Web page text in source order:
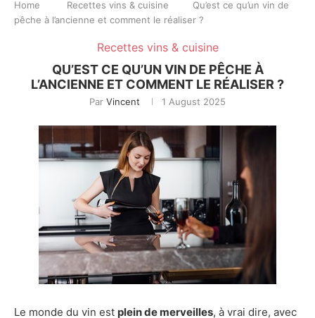
Home Recettes vins & cuisine
Qu’est ce qu’un vin de
pêche à l’ancienne et comment le réaliser ?
Recettes vins & cuisine
QU’EST CE QU’UN VIN DE PÊCHE À
L’ANCIENNE ET COMMENT LE RÉALISER ?
Par Vincent 1 August 2025
Le monde du vin est plein de merveilles, à vrai dire, avec